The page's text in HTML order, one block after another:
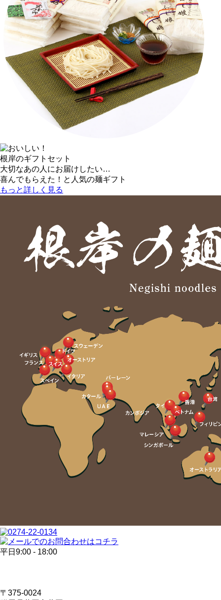
根岸のギフトセット
大切なあの人にお届けしたい…
喜んでもらえた！と人気の麺ギフト
もっと詳しく見る
平日9:00 - 18:00
〒375-0024